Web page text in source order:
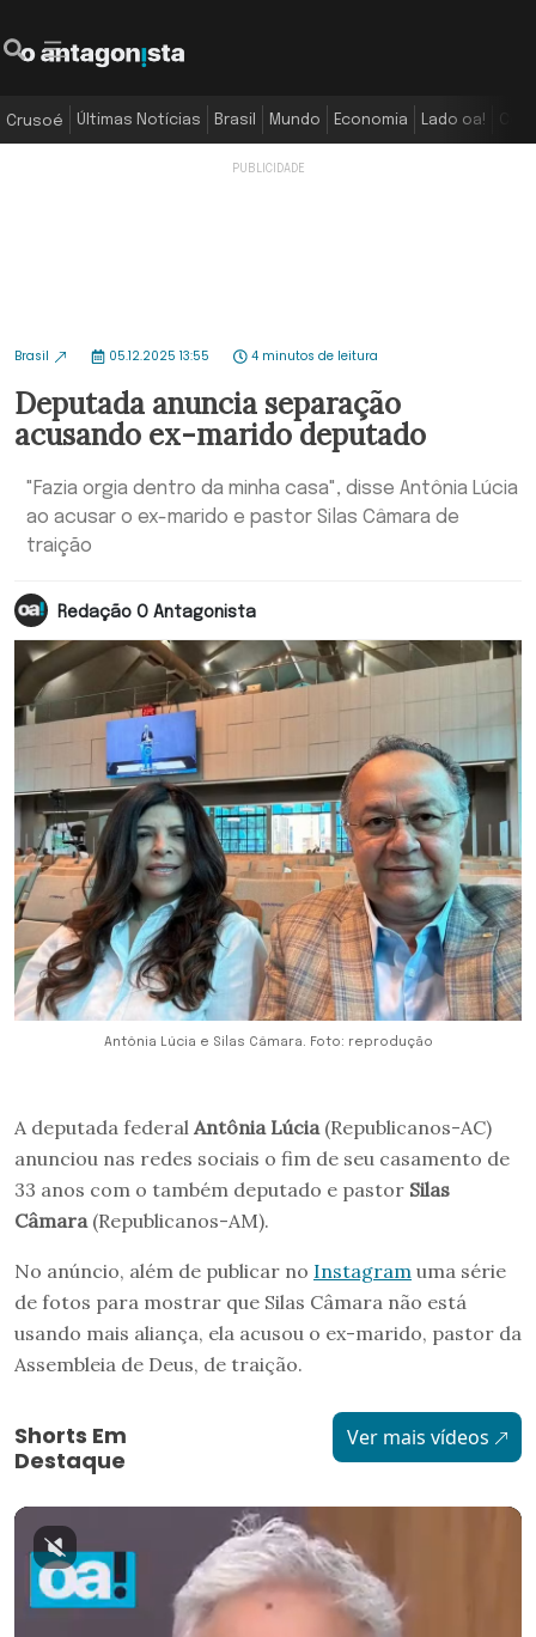
Crusoé Últimas Notícias Brasil Mundo Economia Lado oa!
Brasil 05.12.2025 13:55 4 minutos de leitura
Deputada anuncia separação
acusando ex-marido deputado
"Fazia orgia dentro da minha casa", disse Antônia Lúcia
ao acusar o ex-marido e pastor Silas Câmara de
traição
Redação O Antagonista
Antônia Lúcia e Silas Câmara. Foto: reprodução
A deputada federal Antônia Lúcia(Republicanos-AC)
anunciou nas redes sociais o fim de seu casamento de
33 anos com o também deputado e pastor Silas
Câmara(Republicanos-AM).
No anúncio, além de publicar no Instagram uma série
de fotos para mostrar que Silas Câmara não está
usando mais aliança, ela acusou o ex-marido, pastor da
Assembleia de Deus, de traição.
Shorts Em
Destaque
Ver mais vídeos